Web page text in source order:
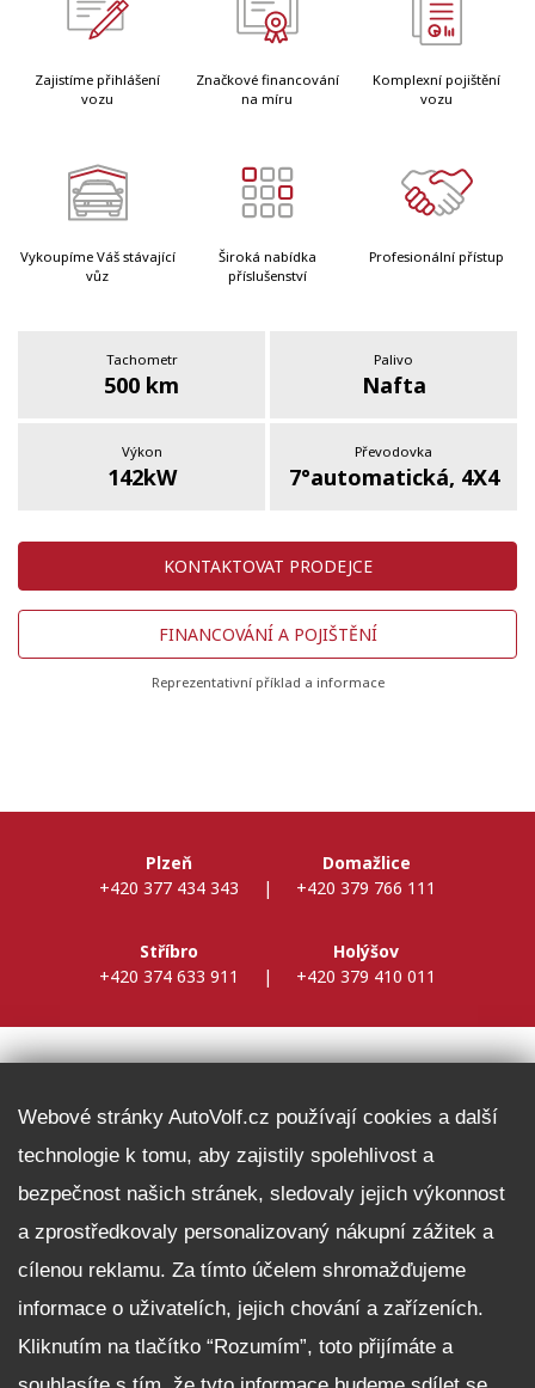
Zajistíme přihlášení
vozu
Značkové financování
na míru
Komplexní pojištění
vozu
Vykoupíme Váš stávající
vůz
Široká nabídka
příslušenství
Profesionální přístup
Tachometr
500 km
Palivo
Nafta
Výkon
142kW
Převodovka
7°automatická, 4X4
KONTAKTOVAT PRODEJCE
FINANCOVÁNÍ A POJIŠTĚNÍ
Reprezentativní příklad a informace
Plzeň
+420 377 434 343
|
Domažlice
+420 379 766 111
Stříbro
+420 374 633 911
|
Holýšov
+420 379 410 011
Fleet program Škoda
Nabídka zaměstnání
Facebook
Reklamační řád
Zásady zpracování osobních údajů pro zákazníky
Upozornění pro věřitele a společníky na jejich práva
Nastavení cookies
Webové stránky AutoVolf.cz používají cookies a další
technologie k tomu, aby zajistily spolehlivost a
bezpečnost našich stránek, sledovaly jejich výkonnost
a zprostředkovaly personalizovaný nákupní zážitek a
cílenou reklamu. Za tímto účelem shromažďujeme
informace o uživatelích, jejich chování a zařízeních.
Kliknutím na tlačítko “Rozumím”, toto přijímáte a